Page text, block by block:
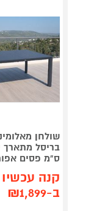
שולחן
ס"מ פסים
קנה עכשיו
ב-₪1,899